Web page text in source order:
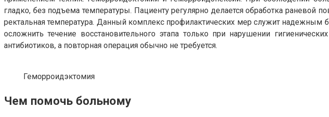
гладко, без подъема температуры. Пациенту регулярно делается обработка раневой
ректальная температура. Данный комплекс профилактических мер служит
осложнить течение восстановительного этапа только при нарушении
антибиотиков, а повторная операция обычно не требуется.
Геморроидэктомия
Чем помочь больному